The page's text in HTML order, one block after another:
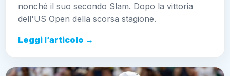
nonché il suo secondo Slam. Dopo la vittoria
dell'US Open della scorsa stagione.
Leggi l’articolo →